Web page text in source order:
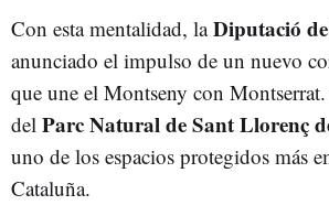
Con esta mentalidad, laDiputació
anunciado el impulso de un nuevo
que une el Montseny con
del Parc Natural de Sant Llorenç
uno de los espacios protegidos más
Cataluña.